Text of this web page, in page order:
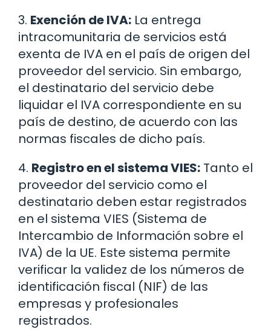
3. Exención de IVA: La entrega
intracomunitaria de servicios está
exenta de IVA en el país de origen del
proveedor del servicio. Sin embargo,
el destinatario del servicio debe
liquidar el IVA correspondiente en su
país de destino, de acuerdo con las
normas fiscales de dicho país.
4. Registro en el sistema VIES: Tanto el
proveedor del servicio como el
destinatario deben estar registrados
en el sistema VIES (Sistema de
Intercambio de Información sobre el
IVA) de la UE. Este sistema permite
verificar la validez de los números de
identificación fiscal (NIF) de las
empresas y profesionales
registrados.